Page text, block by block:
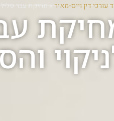
עורכי דין וייס-מאיר » מחיקת עבר